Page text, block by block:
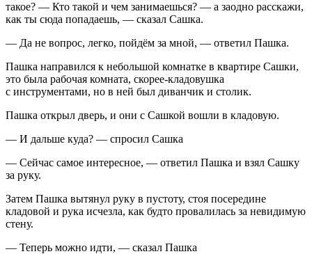
такое? — Кто такой и чем занимаешься? — а заодно расскажи,
как ты сюда попадаешь, — сказал Сашка.
— Да не вопрос, легко, пойдём за мной, — ответил Пашка.
Пашка направился к небольшой комнатке в квартире Сашки,
это была рабочая комната, скорее-кладовушка
с инструментами, но в ней был диванчик и столик.
Пашка открыл дверь, и они с Сашкой вошли в кладовую.
— И дальше куда? — спросил Сашка
— Сейчас самое интересное, — ответил Пашка и взял Сашку
за руку.
Затем Пашка вытянул руку в пустоту, стоя посередине
кладовой и рука исчезла, как будто провалилась за невидимую
стену.
— Теперь можно идти, — сказал Пашка